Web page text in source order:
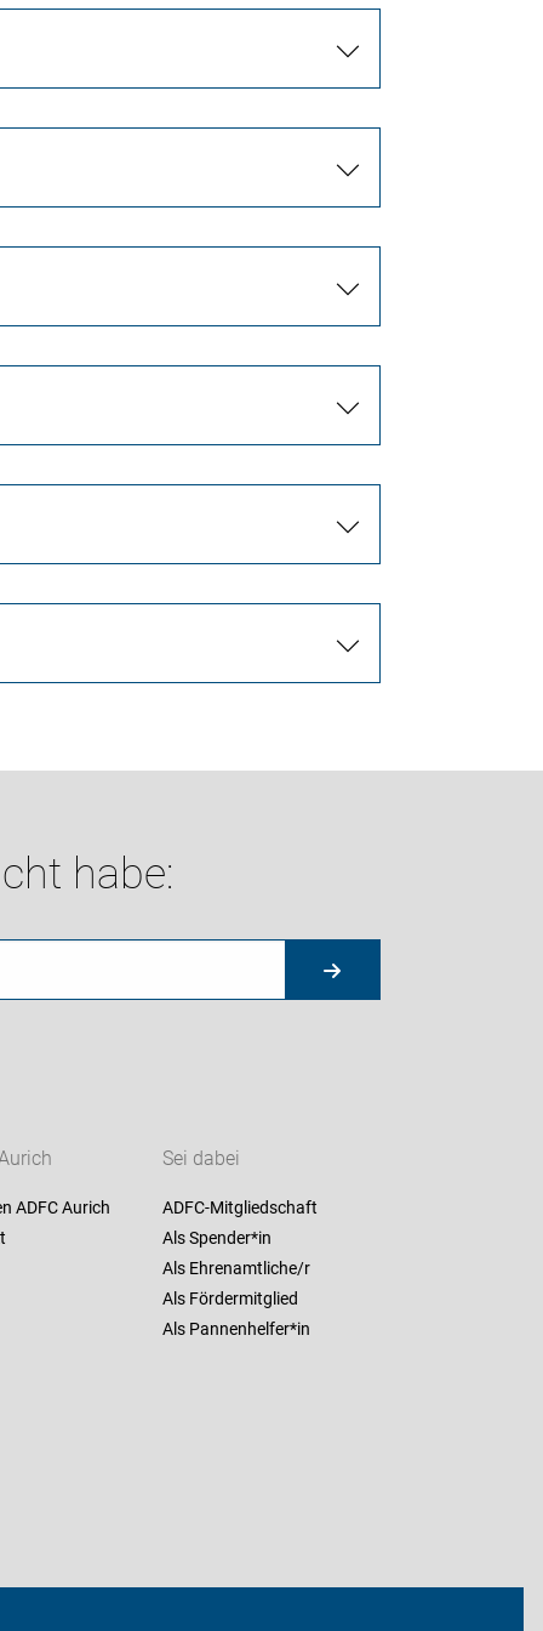
habe:
ADFC Aurich
Sei dabei
ADFC-Mitgliedschaft
Als Spender*in
Als Ehrenamtliche/r
Als Fördermitglied
Als Pannenhelfer*in